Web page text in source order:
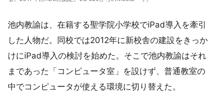
池内教諭は、在籍する聖学院小学校でiPad導入を牽引
した人物だ。同校では2012年に新校舎の建設をきっか
けにiPad導入の検討を始めた。そこで池内教諭はそれ
まであった「コンピュータ室」を設けず、普通教室の
中でコンピュータが使える環境に切り替えた。